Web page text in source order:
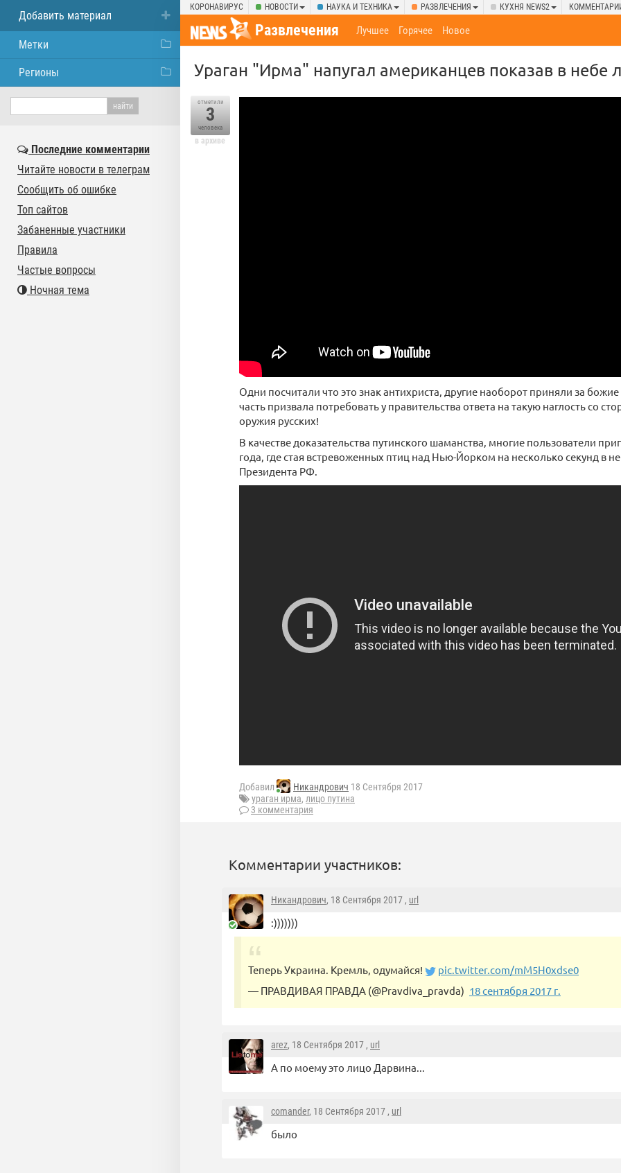
КОРОНАВИРУС НОВОСТИ НАУКА И ТЕХНИКА РАЗВЛЕЧЕНИЯ КУХНЯ NEWS2
Развлечения Лучшее Горячее Новое
Ураган "Ирма" напугал американцев показав в небе
отметили
3
человека
в архиве
Одни посчитали что это знак антихриста, другие наоборот приняли за
часть призвала потребовать у правительства ответа на такую наглость со
оружия русских!
В качестве доказательства путинского шаманства, многие пользователи
года, где стая встревоженных птиц над Нью-Йорком на несколько секунд в
Президента РФ.
Добавил Никандрович 18 Сентября 2017
ураган ирма, лицо путина
3 комментария
Комментарии участников:
Никандрович, 18 Сентября 2017 , url
:)))))))
Теперь Украина. Кремль, одумайся!
pic.twitter.com/mM5H0xdse0
— ПРАВДИВАЯ ПРАВДА (@Pravdiva_pravda) 18 сентября 2017 г.
arez, 18 Сентября 2017 , url
А по моему это лицо Дарвина...
comander, 18 Сентября 2017 , url
было
Добавить материал
Метки
Регионы
Последние комментарии
Читайте новости в телеграм
Сообщить об ошибке
Топ сайтов
Забаненные участники
Правила
Частые вопросы
Ночная тема